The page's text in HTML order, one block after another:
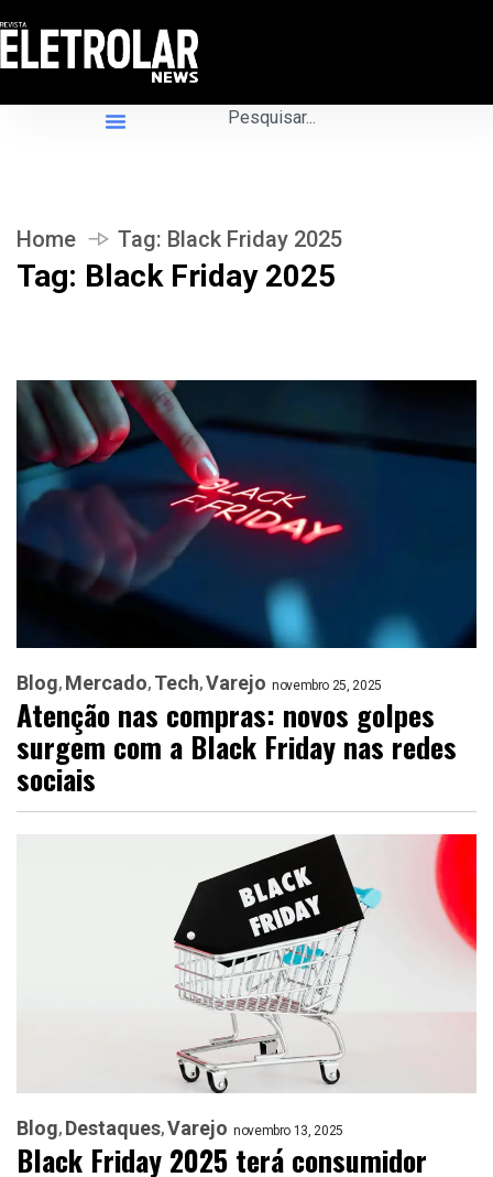
Home Tag: Black Friday 2025
Tag: Black Friday 2025
Blog Mercado Tech Varejo novembro 25, 2025
Atenção nas compras: novos golpes
surgem com a Black Friday nas redes
sociais
Blog Destaques Varejo novembro 13, 2025
Black Friday 2025 terá consumidor